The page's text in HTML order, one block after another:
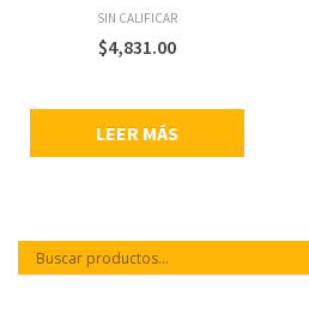
en polvo plata eincrustaciones
de PVC, parches lisos de una
sola capa, incluye un par de
SIN CALIFICAR
$4,831.00
LEER MÁS